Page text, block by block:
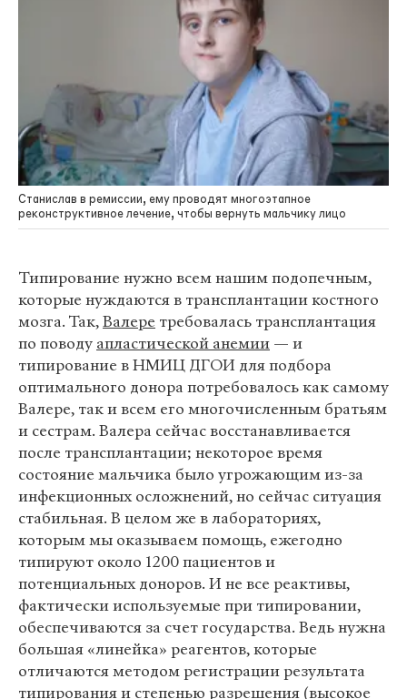
Станислав в ремиссии, ему проводят многоэтапное
реконструктивное лечение, чтобы вернуть мальчику лицо
Типирование нужно всем нашим подопечным,
которые нуждаются в трансплантации костного
мозга. Так,Валере требовалась трансплантация
по поводу апластической анемии — и
типирование в НМИЦ ДГОИ для подбора
оптимального донора потребовалось как самому
Валере, так и всем его многочисленным братьям
и сестрам. Валера сейчас восстанавливается
после трансплантации; некоторое время
состояние мальчика было угрожающим из-за
инфекционных осложнений, но сейчас ситуация
стабильная. В целом же в лабораториях,
которым мы оказываем помощь, ежегодно
типируют около 1200 пациентов и
потенциальных доноров. И не все реактивы,
фактически используемые при типировании,
обеспечиваются за счет государства. Ведь нужна
большая «линейка» реагентов, которые
отличаются методом регистрации результата
типирования и степенью разрешения (высокое